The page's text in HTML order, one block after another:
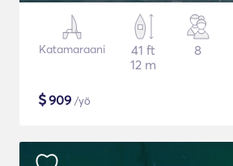
Katamaraani
41 ft
12 m
8
$909 /yö